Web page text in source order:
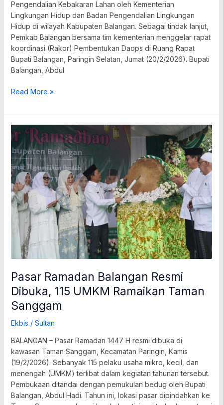
Pengendalian Kebakaran Lahan oleh Kementerian
Lingkungan Hidup dan Badan Pengendalian Lingkungan
Hidup di wilayah Kabupaten Balangan. Sebagai tindak lanjut,
Pemkab Balangan bersama tim kementerian menggelar rapat
koordinasi (Rakor) Pembentukan Daops di Ruang Rapat
Bupati Balangan, Paringin Selatan, Jumat (20/2/2026). Bupati
Balangan, Abdul
Read More »
Pasar Ramadan Balangan Resmi
Dibuka, 115 UMKM Ramaikan Taman
Sanggam
Ekbis / Sultan
BALANGAN – Pasar Ramadan 1447 H resmi dibuka di
kawasan Taman Sanggam, Kecamatan Paringin, Kamis
(19/2/2026). Sebanyak 115 pelaku usaha mikro, kecil, dan
menengah (UMKM) terlibat dalam kegiatan tahunan tersebut.
Pembukaan ditandai dengan pemukulan bedug oleh Bupati
Balangan, Abdul Hadi. Tahun ini, lokasi pasar dipindahkan ke
Pasar
Ramadan
Balangan
Resmi
Dibuka,
115
UMKM
Ramaikan
Taman
Sanggam